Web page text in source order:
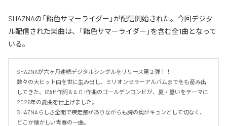
SHAZNAの「飴色サマーライダー」が配信開始された。今回デジタ
ル配信された楽曲は、「飴色サマーライダー」を含む全1曲となって
いる。
SHAZNAが六ヶ月連続デジタルシングルをリリース第２弾！！
数々の大ヒット曲を世に生み出し、ミリオンセラーアルバムまでをも産み出
してきた、IZAM作詞 & A.O.I作曲のゴールデンコンビが、夏・憂いをテーマに
2026年の夏曲を仕上げました。
SHAZNAらしさ全開で疾走感がありながらも胸の奥がキュンとして切なく、
どこか懐かしい青春の一曲。